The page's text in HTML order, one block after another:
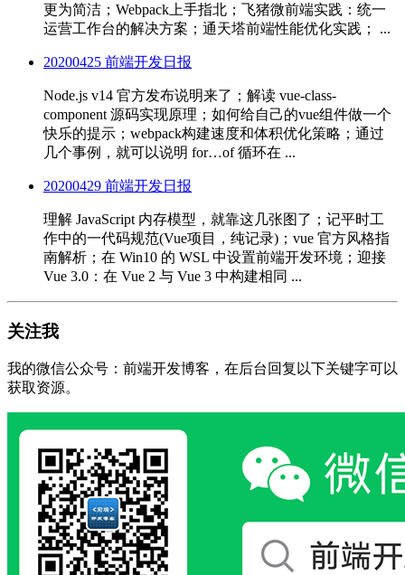
更为简洁；Webpack上手指北；飞猪微前端实践：统一
运营工作台的解决方案；通天塔前端性能优化实践； ...
20200425 前端开发日报
Node.js v14 官方发布说明来了；解读 vue-class-
component 源码实现原理；如何给自己的vue组件做一个
快乐的提示；webpack构建速度和体积优化策略；通过
几个事例，就可以说明 for…of 循环在 ...
20200429 前端开发日报
理解 JavaScript 内存模型，就靠这几张图了；记平时工
作中的一代码规范(Vue项目，纯记录)；vue 官方风格指
南解析；在 Win10 的 WSL 中设置前端开发环境；迎接
Vue 3.0：在 Vue 2 与 Vue 3 中构建相同 ...
关注我
我的微信公众号：前端开发博客，在后台回复以下关键字可以
获取资源。